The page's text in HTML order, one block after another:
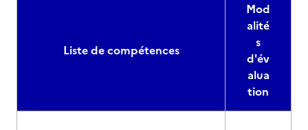
Liste de compétences
Mod
alité
s
d'év
alua
tion